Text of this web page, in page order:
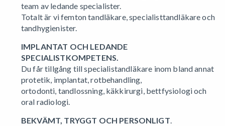
team av ledande specialister.
Totalt är vi femton tandläkare, specialisttandläkare och
tandhygienister.
IMPLANTAT OCH LEDANDE
SPECIALISTKOMPETENS.
Du får tillgång till specialistandläkare inom bland annat
protetik, implantat, rotbehandling,
ortodonti, tandlossning, käkkirurgi, bettfysiologi och
oral radiologi.
BEKVÄMT, TRYGGT OCH PERSONLIGT.